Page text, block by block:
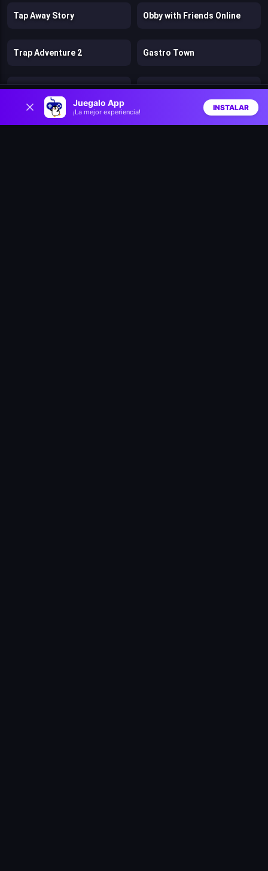
Juegalo App
¡La mejor experiencia!
INSTALAR
Tap Away Story Obby with Friends Online
Trap Adventure 2 Gastro Town
Zombie Lab Escape Rainbow Friends Return
Bears vs. Art Pixel Volley